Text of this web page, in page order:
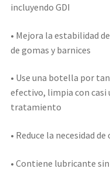
incluyendo GDI
• Mejora la estabilidad
de gomas y barnices
• Use una botella por
efectivo, limpia con casi
tratamiento
• Reduce la necesidad
• Contiene lubricante